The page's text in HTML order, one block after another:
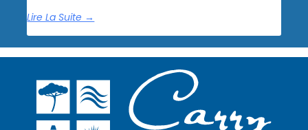
Lire La Suite →